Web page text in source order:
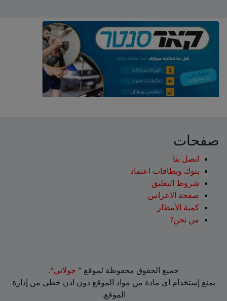
صفحات
اتصل بنا
بنوك وبطاقات اعتماد
شروط التعليق‎
صفحة الاعراس
كمية الأمطار
من نحن?
جميع الحقوق محفوظة لموقع ” جولاني“.
يمنع إستخدام اي مادة من مواد الموقع دون اذن خطي من إدارة
الموقع.